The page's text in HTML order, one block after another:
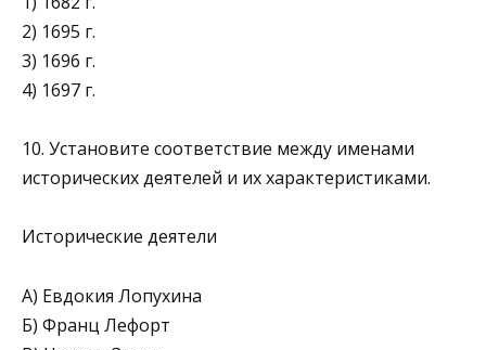
2) 1695 г.
3) 1696 г.
4) 1697 г.
10. Установите соответствие между именами
исторических деятелей и их характеристиками.
Исторические деятели
А) Евдокия Лопухина
Б) Франц Лефорт